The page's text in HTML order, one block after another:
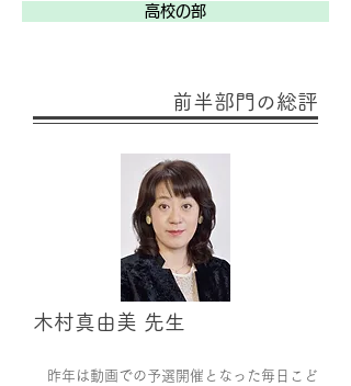
高校の部
前半部門の総評
木村真由美 先生
昨年は動画での予選開催となった毎日こど